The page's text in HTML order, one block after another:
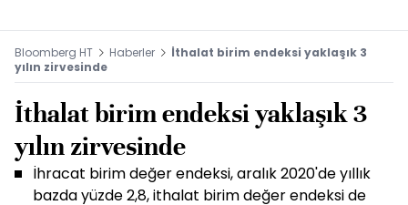
Bloomberg HT Haberler
İthalat birim endeksi yaklaşık 3
yılın zirvesinde
İthalat birim endeksi yaklaşık 3
yılın zirvesinde
İhracat birim değer endeksi, aralık 2020'de yıllık
bazda yüzde 2,8, ithalat birim değer endeksi de